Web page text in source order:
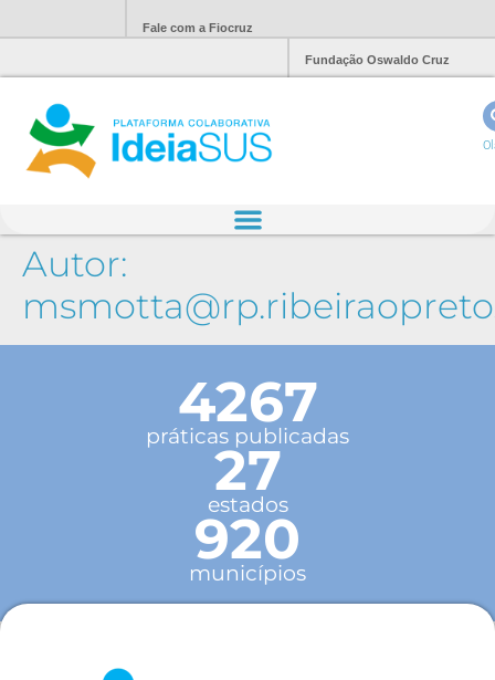
Fale com a Fiocruz
Fundação Oswaldo Cruz
Autor:
4267
práticas publicadas
27
estados
920
municípios